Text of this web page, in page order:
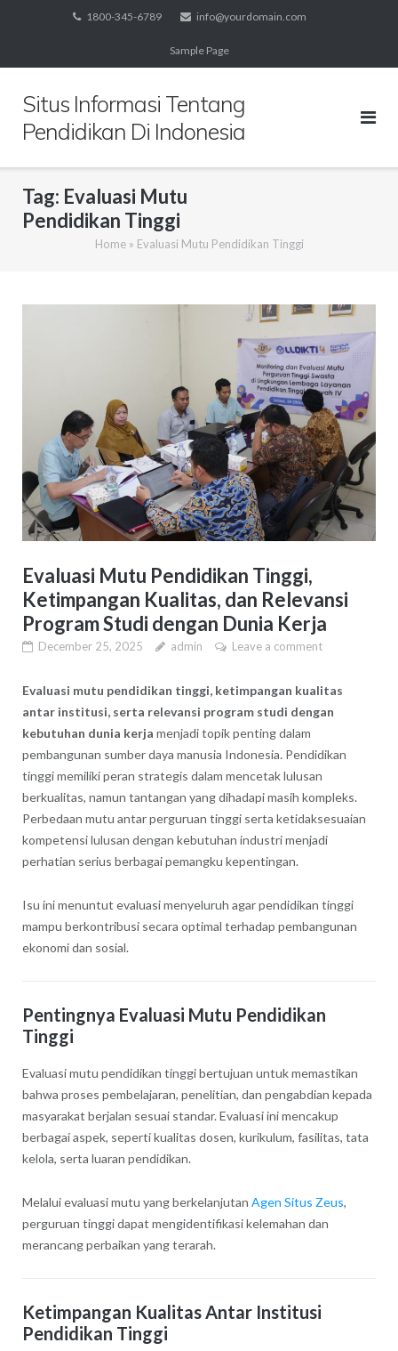
1800-345-6789 info@yourdomain.com
Sample Page
Situs Informasi Tentang
Pendidikan Di Indonesia
Tag: Evaluasi Mutu
Pendidikan Tinggi
Home» Evaluasi Mutu Pendidikan Tinggi
Evaluasi Mutu Pendidikan Tinggi,
Ketimpangan Kualitas, dan Relevansi
Program Studi dengan Dunia Kerja
December 25, 2025 admin Leave a comment
Evaluasi mutu pendidikan tinggi, ketimpangan kualitas
antar institusi, serta relevansi program studi dengan
kebutuhan dunia kerja menjadi topik penting dalam
pembangunan sumber daya manusia Indonesia. Pendidikan
tinggi memiliki peran strategis dalam mencetak lulusan
berkualitas, namun tantangan yang dihadapi masih kompleks.
Perbedaan mutu antar perguruan tinggi serta ketidaksesuaian
kompetensi lulusan dengan kebutuhan industri menjadi
perhatian serius berbagai pemangku kepentingan.
Isu ini menuntut evaluasi menyeluruh agar pendidikan tinggi
mampu berkontribusi secara optimal terhadap pembangunan
ekonomi dan sosial.
Pentingnya Evaluasi Mutu Pendidikan
Tinggi
Evaluasi mutu pendidikan tinggi bertujuan untuk memastikan
bahwa proses pembelajaran, penelitian, dan pengabdian kepada
masyarakat berjalan sesuai standar. Evaluasi ini mencakup
berbagai aspek, seperti kualitas dosen, kurikulum, fasilitas, tata
kelola, serta luaran pendidikan.
Melalui evaluasi mutu yang berkelanjutan Agen Situs Zeus,
perguruan tinggi dapat mengidentifikasi kelemahan dan
merancang perbaikan yang terarah.
Ketimpangan Kualitas Antar Institusi
Pendidikan Tinggi